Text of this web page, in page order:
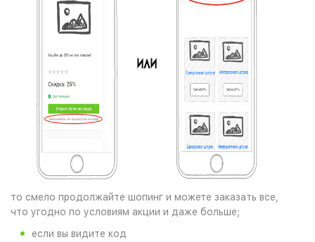
то смело продолжайте шопинг и можете заказать все,
что угодно по условиям акции и даже больше;
если вы видите код